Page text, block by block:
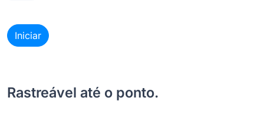
Iniciar
Rastreável até o ponto.